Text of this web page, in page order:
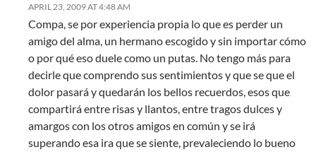
APRIL 23, 2009 AT 4:48 AM
Compa, se por experiencia propia lo que es perder un
amigo del alma, un hermano escogido y sin importar cómo
o por qué eso duele como un putas. No tengo más para
decirle que comprendo sus sentimientos y que se que el
dolor pasará y quedarán los bellos recuerdos, esos que
compartirá entre risas y llantos, entre tragos dulces y
amargos con los otros amigos en común y se irá
superando esa ira que se siente, prevaleciendo lo bueno